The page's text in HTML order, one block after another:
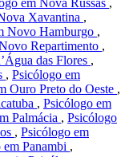
em Nova Russas ,
Xavantina ,
Novo Hamburgo ,
Repartimento ,
das Flores ,
, Psicólogo em
Ouro Preto do Oeste ,
, Psicólogo em
Palmácia , Psicólogo
, Psicólogo em
Panambi ,